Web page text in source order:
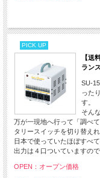
PICK UP
【送
ラン
SU-
った
す。
そん
万が一現地へ行って「調べ
タリースイッチを切り替え
日本で使っていたほぼすべて
出力は４口ついていますの
OPEN：オープン価格